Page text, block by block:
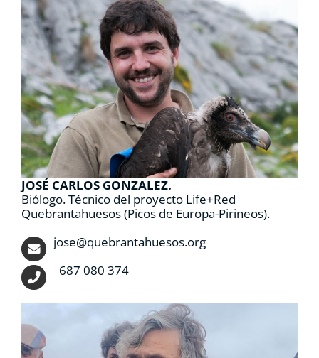
JOSÉ CARLOS GONZALEZ.
Biólogo. Técnico del proyecto Life+Red
Quebrantahuesos (Picos de Europa-Pirineos).
jose@quebrantahuesos.org
687 080 374